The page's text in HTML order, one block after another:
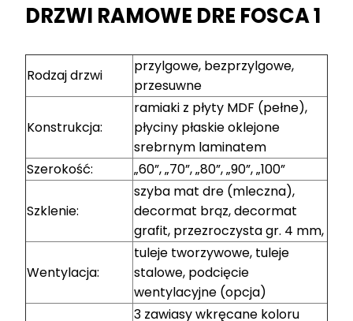
DRZWI RAMOWE DRE FOSCA 1
Rodzaj drzwi
przylgowe, bezprzylgowe,
przesuwne
Konstrukcja:
ramiaki z płyty MDF (pełne),
płyciny płaskie oklejone
srebrnym laminatem
Szerokość:
„60”, „70”, „80”, „90”, „100”
Szklenie:
szyba mat dre (mleczna),
decormat brąz, decormat
grafit, przezroczysta gr. 4 mm,
Wentylacja:
tuleje tworzywowe, tuleje
stalowe, podcięcie
wentylacyjne (opcja)
3 zawiasy wkręcane koloru